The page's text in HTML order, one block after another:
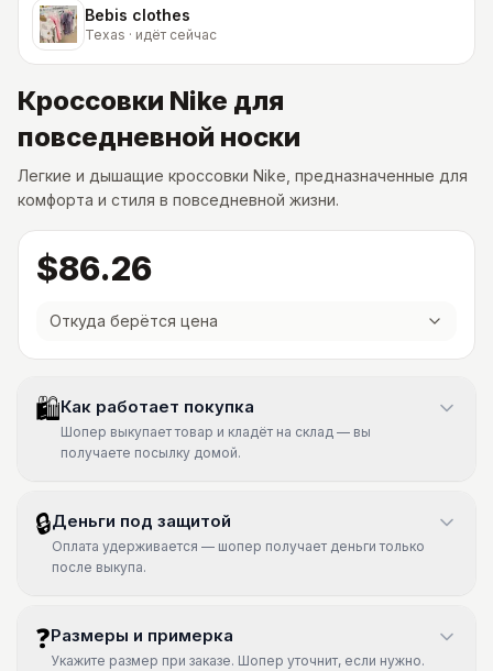
Bebis clothes
Texas · идёт сейчас
Кроссовки Nike для
повседневной носки
Легкие и дышащие кроссовки Nike, предназначенные для
комфорта и стиля в повседневной жизни.
$86.26
Откуда берётся цена
🛍Как работает покупка
Шопер выкупает товар и кладёт на склад — вы
получаете посылку домой.
🔒Деньги под защитой
Оплата удерживается — шопер получает деньги только
после выкупа.
❓Размеры и примерка
Укажите размер при заказе. Шопер уточнит, если нужно.